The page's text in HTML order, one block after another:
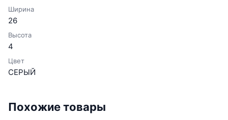
Ширина
26
Высота
4
Цвет
СЕРЫЙ
Похожие товары